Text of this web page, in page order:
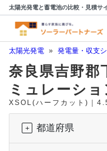
太陽光発電と蓄電池の比較・見積サ
太陽光発電 » 発電量・収支
奈良県吉野郡
ミュレーショ
XSOL(ハーフカット)｜
都道府県